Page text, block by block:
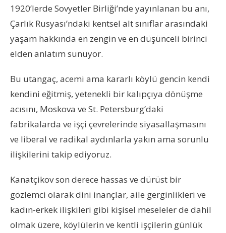
1920’lerde Sovyetler Birliği’nde yayınlanan bu anı,
Çarlık Rusyası’ndaki kentsel alt sınıflar arasındaki
yaşam hakkında en zengin ve en düşünceli birinci
elden anlatım sunuyor.
Bu utangaç, acemi ama kararlı köylü gencin kendi
kendini eğitmiş, yetenekli bir kalıpçıya dönüşme
acısını, Moskova ve St. Petersburg’daki
fabrikalarda ve işçi çevrelerinde siyasallaşmasını
ve liberal ve radikal aydınlarla yakın ama sorunlu
ilişkilerini takip ediyoruz.
Kanatçikov son derece hassas ve dürüst bir
gözlemci olarak dini inançlar, aile gerginlikleri ve
kadın-erkek ilişkileri gibi kişisel meseleler de dahil
olmak üzere, köylülerin ve kentli işçilerin günlük